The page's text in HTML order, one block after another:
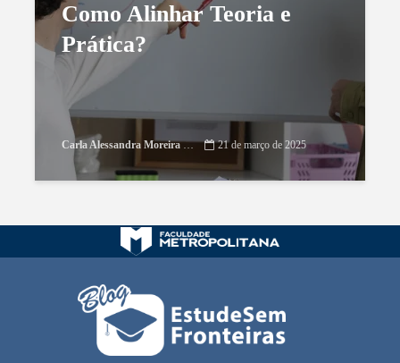
Como Alinhar Teoria e
Prática?
Carla Alessandra Moreira Damasceno 21 de março de 2025